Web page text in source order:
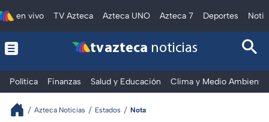
en vivo TV Azteca Azteca UNO Azteca 7 Deportes
tv azteca noticias
Política Finanzas Salud y Educación Clima y Medio Ambiente
Azteca Noticias Estados Nota